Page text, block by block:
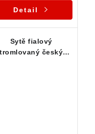
Detail
Sytě fialový
tromlovaný český